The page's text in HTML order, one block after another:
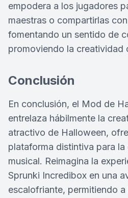
empodera a los jugadores
maestras o compartirlas
fomentando un sentido de
promoviendo la creatividad
Conclusión
En conclusión, el Mod de
entrelaza hábilmente la
atractivo de Halloween,
plataforma distintiva para la
musical. Reimagina la
Sprunki Incredibox en una
escalofriante, permitiendo